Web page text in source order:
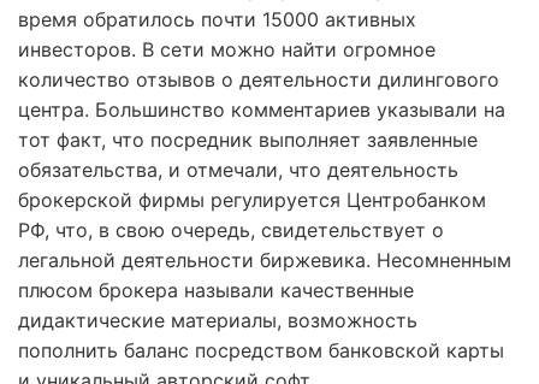
время обратилось почти 15000 активных
инвесторов. В сети можно найти огромное
количество отзывов о деятельности дилингового
центра. Большинство комментариев указывали на
тот факт, что посредник выполняет заявленные
обязательства, и отмечали, что деятельность
брокерской фирмы регулируется Центробанком
РФ, что, в свою очередь, свидетельствует о
легальной деятельности биржевика. Несомненным
плюсом брокера называли качественные
дидактические материалы, возможность
пополнить баланс посредством банковской карты